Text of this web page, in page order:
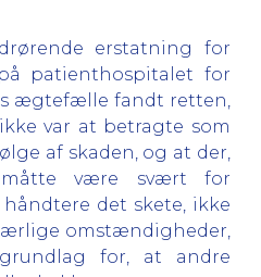
erstatning for
patienthospitalet for
ægtefælle fandt retten,
var at betragte som
af skaden, og at der,
være svært for
det skete, ikke
omstændigheder,
for, at andre